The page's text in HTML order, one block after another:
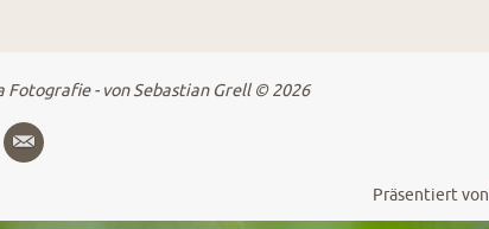
Fotografie - von Sebastian Grell © 2026
Präsentiert von